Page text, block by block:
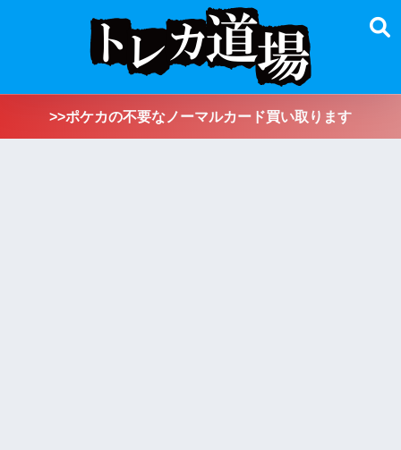
>>ポケカの不要なノーマルカード買い取ります